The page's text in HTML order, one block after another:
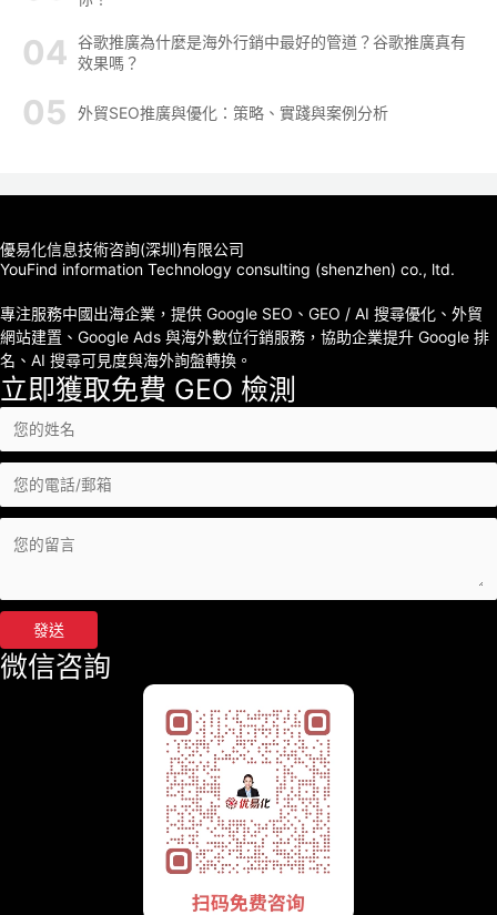
谷歌推廣為什麼是海外行銷中最好的管道？谷歌推廣真有
效果嗎？
外貿SEO推廣與優化：策略、實踐與案例分析
優易化信息技術咨詢(深圳)有限公司
YouFind information Technology consulting (shenzhen) co., ltd.
專注服務中國出海企業，提供 Google SEO、GEO / AI 搜尋優化、外貿
網站建置、Google Ads 與海外數位行銷服務，協助企業提升 Google 排
名、AI 搜尋可見度與海外詢盤轉換。
立即獲取免費 GEO 檢測
發送
微信咨詢